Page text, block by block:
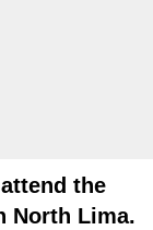
the
North Lima.